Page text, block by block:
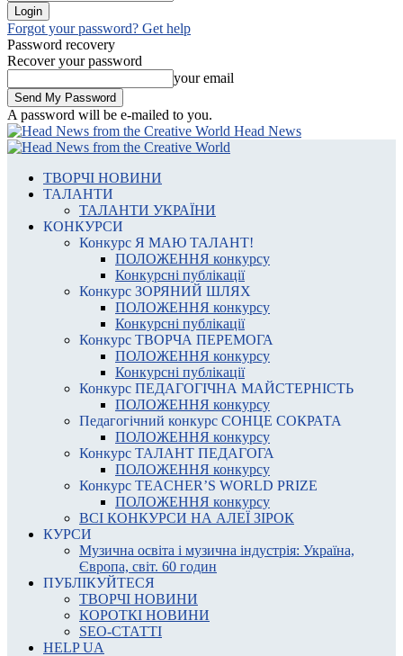
Forgot your password? Get help
Password recovery
Recover your password
your email
A password will be e-mailed to you.
Head News
ТВОРЧІ НОВИНИ
ТАЛАНТИ
ТАЛАНТИ УКРАЇНИ
КОНКУРСИ
Конкурс Я МАЮ ТАЛАНТ!
ПОЛОЖЕННЯ конкурсу
Конкурсні публікації
Конкурс ЗОРЯНИЙ ШЛЯХ
ПОЛОЖЕННЯ конкурсу
Конкурсні публікації
Конкурс ТВОРЧА ПЕРЕМОГА
ПОЛОЖЕННЯ конкурсу
Конкурсні публікації
Конкурс ПЕДАГОГІЧНА МАЙСТЕРНІСТЬ
ПОЛОЖЕННЯ конкурсу
Педагогічний конкурс СОНЦЕ СОКРАТА
ПОЛОЖЕННЯ конкурсу
Конкурс ТАЛАНТ ПЕДАГОГА
ПОЛОЖЕННЯ конкурсу
Конкурс TEACHER’S WORLD PRIZE
ПОЛОЖЕННЯ конкурсу
ВСІ КОНКУРСИ НА АЛЕЇ ЗІРОК
КУРСИ
Музична освіта і музична індустрія: Україна,
Європа, світ. 60 годин
ПУБЛІКУЙТЕСЯ
ТВОРЧІ НОВИНИ
КОРОТКІ НОВИНИ
SEO-СТАТТІ
HELP UA